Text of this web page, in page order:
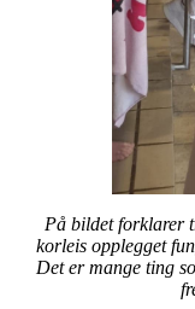
På bildet forklarer
korleis opplegget
Det er mange ting